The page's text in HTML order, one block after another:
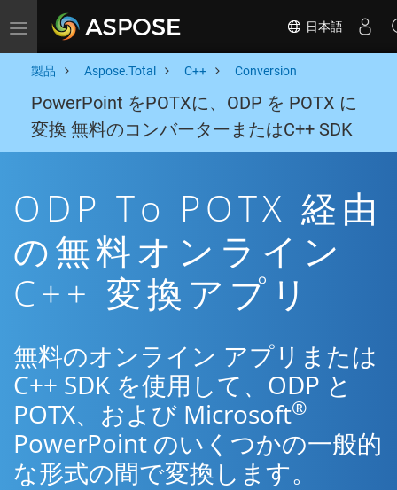
Toggle navigation 日本語
製品 Aspose.Total C++ Conversion
PowerPoint をPOTXに、ODP を POTX に
変換 無料のコンバーターまたはC++ SDK
ODP To POTX 経由
の無料オンライン
C++ 変換アプリ
無料のオンライン アプリまたは
C++ SDK を使用して、ODP と
POTX、および Microsoft®
PowerPoint のいくつかの一般的
な形式の間で変換します。